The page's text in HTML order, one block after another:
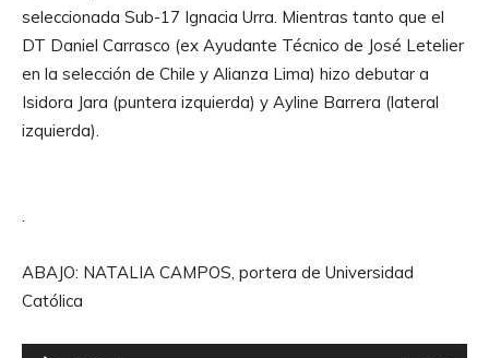
seleccionada Sub-17 Ignacia Urra. Mientras tanto que el
DT Daniel Carrasco (ex Ayudante Técnico de José Letelier
en la selección de Chile y Alianza Lima) hizo debutar a
Isidora Jara (puntera izquierda) y Ayline Barrera (lateral
izquierda).
ABAJO: NATALIA CAMPOS, portera de Universidad
Católica